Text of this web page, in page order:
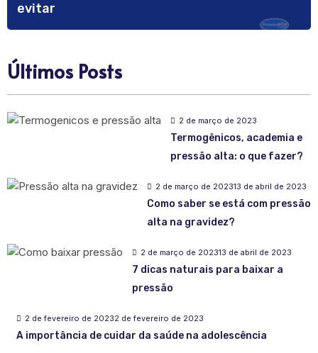
evitar
Últimos Posts
2 de março de 2023
Termogênicos, academia e
pressão alta: o que fazer?
2 de março de 202313 de abril de 2023
Como saber se está com pressão
alta na gravidez?
2 de março de 202313 de abril de 2023
7 dicas naturais para baixar a
pressão
2 de fevereiro de 20232 de fevereiro de 2023
A importância de cuidar da saúde na adolescência